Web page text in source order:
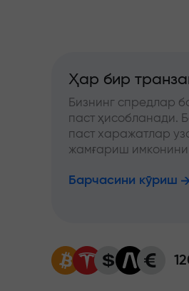
Ҳар бир
Бизнинг спредлар
паст ҳисобланади.
паст харажатлар
жамғариш
Барчасини кўриш